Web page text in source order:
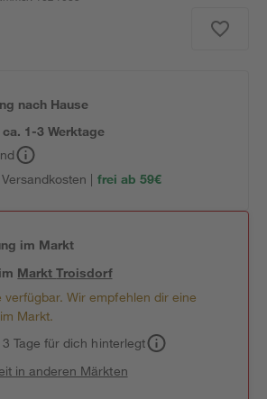
nach Hause
ca. 1-3 Werktage
| frei ab 59€
im Markt
im MarktTroisdorf
verfügbar. Wir empfehlen dir eine
Markt.
Tage für dich hinterlegt
in anderen Märkten